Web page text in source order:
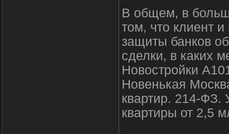
В общем, в
том, что клиент
защиты банков
сделки, в каких
Новостройки
Новенькая
квартир. 214-ФЗ.
квартиры от 2,5